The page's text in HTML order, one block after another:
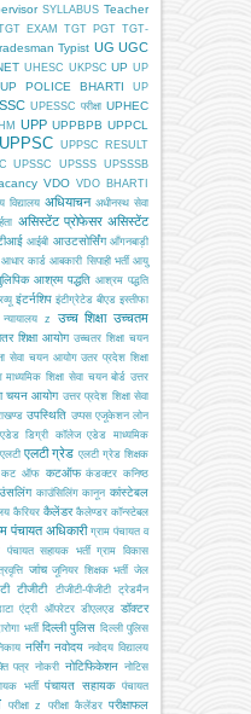
SYLLABUS Teacher
EXAM TGT PGT TGT-
Typist UG UGC
UHESC UKPSC UP UP
UP POLICE BHARTI
UP
UPESSC परीक्षा UPHEC
UPP UPPBPB UPPCL
UPPSC UPPSC RESULT
UPSSC UPSSS UPSSSB
VDO VDO BHARTI
अधियाचन अधीनस्थ सेवा
असिस्टेंट प्रोफेसर असिस्टेंट
आईबी आउटसोर्सिंग आँगनबाड़ी
आधार कार्ड आबकारी सिपाही भर्ती आयु
आश्रम पद्धति आश्रम पद्धति
इंटर्नशिप इंटीग्रेटेड बीएड इस्तीफा
z उच्च शिक्षा उच्चतम
शिक्षा आयोग उच्चतर शिक्षा चयन
सेवा चयन आयोग उतर प्रदेश शिक्षा
माध्यमिक शिक्षा सेवा चयन बोर्ड उत्तर
चयन आयोग उत्तर प्रदेश शिक्षा सेवा
उपस्थिति उप्पस एजूकेशन लोन
एडेड डिग्री कॉलेज एडेड माध्यमिक
एलटी एलटी ग्रेड एलटी ग्रेड शिक्षक
कट ऑफ कटऑफ कंडक्टर कनिष्ठ
काउंसिलिंग कानून कांस्टेबल
कैरियर कैलेंडर कैलेण्डर कॉन्स्टेबल
पंचायत अधिकारी ग्राम पंचायत व
पंचायत सहायक भर्ती ग्राम विकास
जांच जूनियर शिक्षक भर्ती जेल
टीजीटी टीजीटी-पीजीटी
ट्रेडमैन
एंट्री ऑपरेटर डीएलएड डॉक्टर
भर्ती दिल्ली पुलिस दिल्ली पुलिस
नर्सिंग नवोदय नवोदय विद्यालय
पत्र नोकरी नोटिफिकेशन नोटिस
भर्ती पंचायत सहायक पंचायत
परीक्षा z परीक्षा कैलेंडर परीक्षाफल